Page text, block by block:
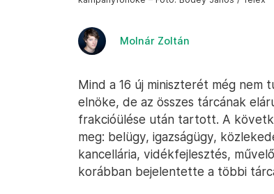
Molnár Zoltán
Mind a 16 új miniszterét még nem
elnöke, de az összes tárcának
frakcióülése után tartott. A
meg: belügy, igazságügy,
kancellária, vidékfejlesztés,
korábban bejelentette a többi